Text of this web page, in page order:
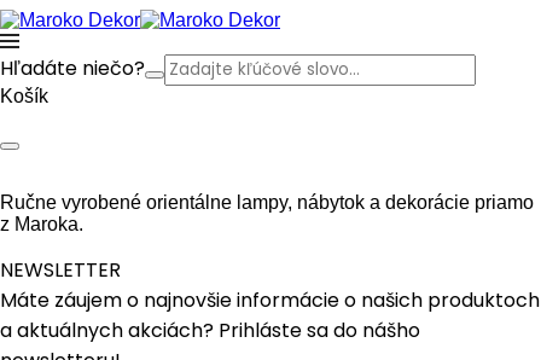
Hľadáte niečo?
Košík
Ručne vyrobené orientálne lampy, nábytok a dekorácie priamo
z Maroka.
NEWSLETTER
Máte záujem o najnovšie informácie o našich produktoch
a aktuálnych akciách? Prihláste sa do nášho